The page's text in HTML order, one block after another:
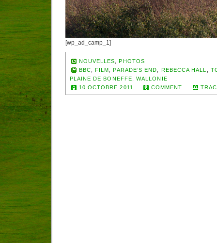
[wp_ad_camp_1]
NOUVELLES
PHOTOS
BBC
FILM PARADE’S END REBECCA HALL
PLAINE DE BONEFFE ,WALLONIE
10 OCTOBRE 2011
COMMENT